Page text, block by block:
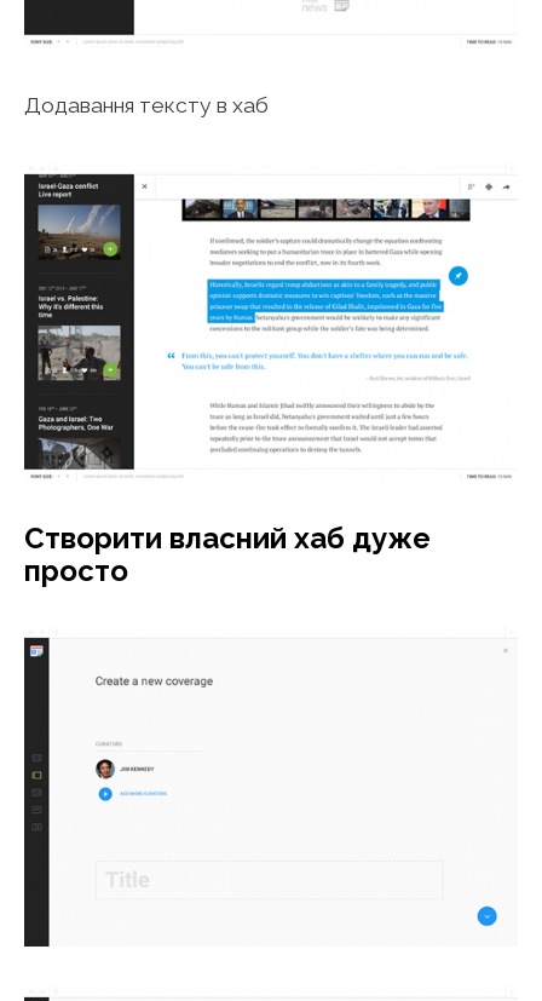
Додавання тексту в хаб
Створити власний хаб дуже
просто